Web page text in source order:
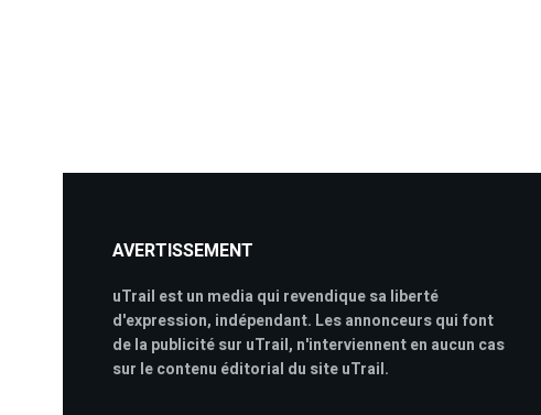
AVERTISSEMENT
uTrail est un media qui revendique sa liberté
d'expression, indépendant. Les annonceurs qui font
de la publicité sur uTrail, n'interviennent en aucun cas
sur le contenu éditorial du site uTrail.